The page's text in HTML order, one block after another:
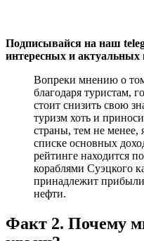
Подписывайся на наш
интересных и актуальных
Вопреки мнению о
благодаря туристам,
стоит снизить свою
туризм хоть и
страны, тем не менее,
списке основных
рейтинге находится
кораблями Суэцкого
принадлежит
нефти.
Факт 2. Почему